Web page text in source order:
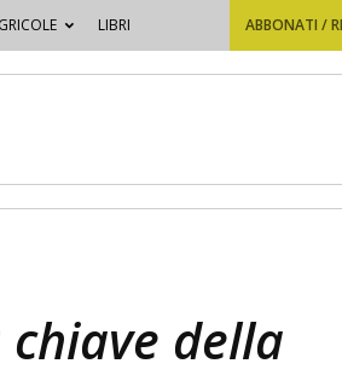
LIBRI ABBONATI /
della